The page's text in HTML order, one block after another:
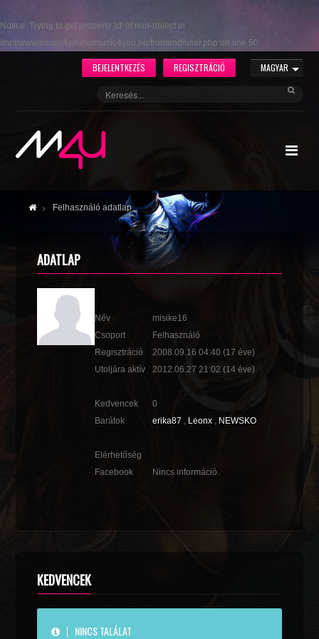
Notice: Trying to get property 'id' of non-object in
/mnt/www/music4youhu/music4you.hu/frontend/user.php on line 50
MAGYAR
REGISZTRÁCIÓ
BEJELENTKEZÉS
Felhasználó adatlap
ADATLAP
Név
misike16
Csoport
Felhasználó
Regisztráció
2008.09.16 04:40 (17 éve)
Utoljára aktív
2012.06.27 21:02 (14 éve)
Kedvencek
0
Barátok
erika87 , Leonx, NEWSKO
Elérhetőség
Facebook
Nincs információ.
KEDVENCEK
NINCS TALÁLAT